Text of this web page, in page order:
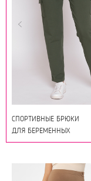
СПОРТИВНЫЕ БРЮКИ
ДЛЯ БЕРЕМЕННЫХ
16163 ХАКИ